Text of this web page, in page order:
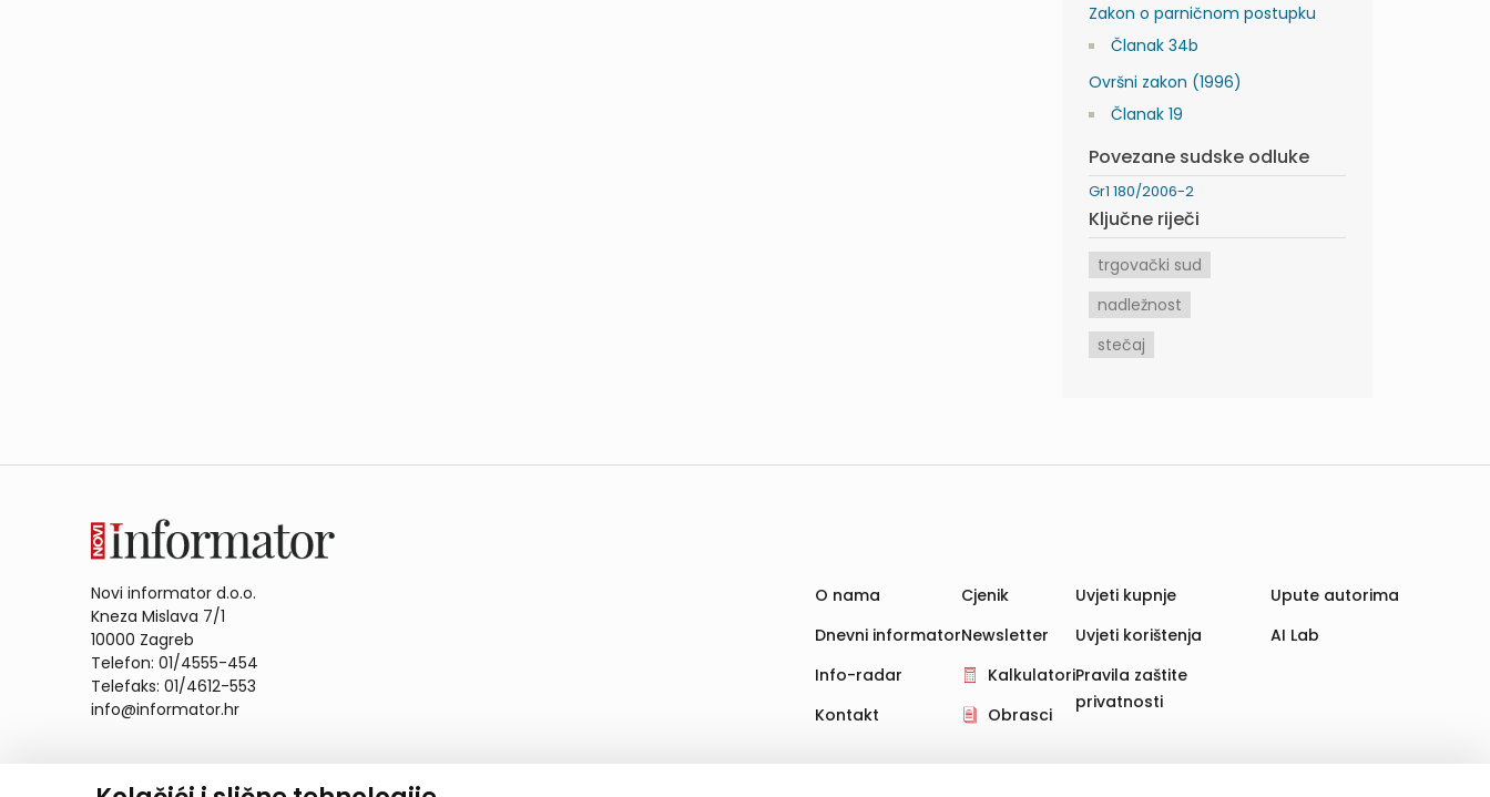
Zakon o parničnom postupku
Članak 34b
Ovršni zakon (1996)
Članak 19
Povezane sudske odluke
Gr1 180/2006-2
Ključne riječi
trgovački sud
nadležnost
stečaj
Novi informator d.o.o.
Kneza Mislava 7/1
10000 Zagreb
Telefon: 01/4555-454
Telefaks: 01/4612-553
info@informator.hr
O nama
Dnevni informator
Info-radar
Kontakt
Cjenik
Newsletter
Kalkulatori
Obrasci
Uvjeti kupnje
Uvjeti korištenja
Pravila zaštite
privatnosti
Upute autorima
AI Lab